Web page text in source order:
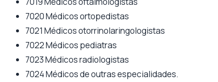
7020 Médicos ortopedistas
7021 Médicos otorrinolaringologistas
7022 Médicos pediatras
7023 Médicos radiologistas
7024 Médicos de outras especialidades.